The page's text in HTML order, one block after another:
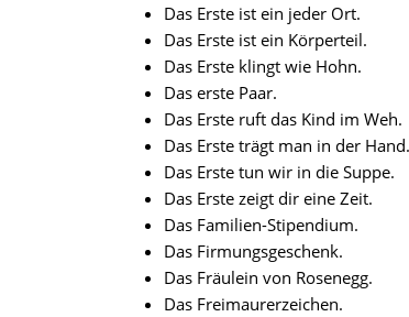
Das Erste ist ein jeder Ort.
Das Erste ist ein Körperteil.
Das Erste klingt wie Hohn.
Das erste Paar.
Das Erste ruft das Kind im Weh.
Das Erste trägt man in der Hand.
Das Erste tun wir in die Suppe.
Das Erste zeigt dir eine Zeit.
Das Familien-Stipendium.
Das Firmungsgeschenk.
Das Fräulein von Rosenegg.
Das Freimaurerzeichen.